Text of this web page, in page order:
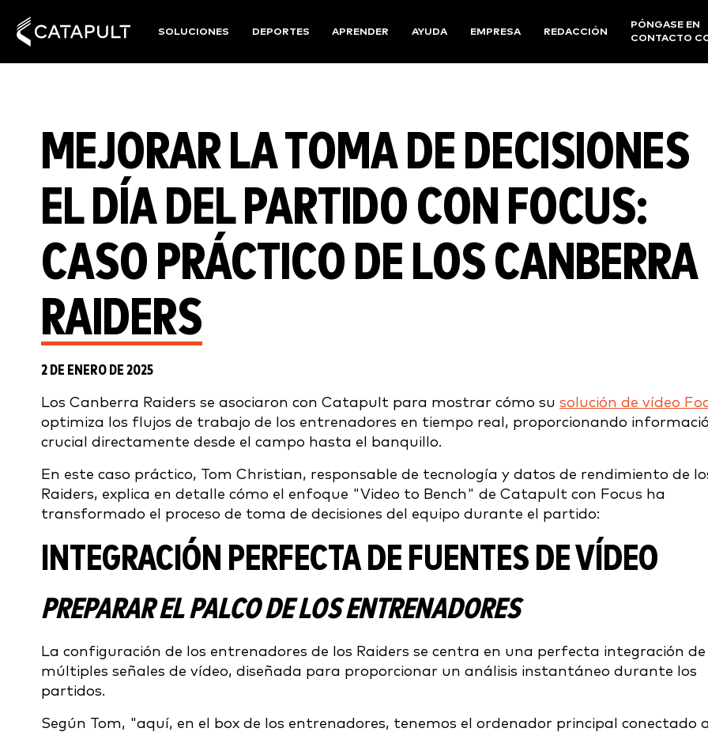
SOLUCIONES DEPORTES APRENDER AYUDA EMPRESA REDACCIÓN
PÓNGASE EN
CONTACTO
MEJORAR LA TOMA DE DECISIONES
EL DÍA DEL PARTIDO CON FOCUS:
CASO PRÁCTICO DE LOS CANBERRA
RAIDERS
2 DE ENERO DE 2025
Los Canberra Raiders se asociaron con Catapult para mostrar cómo su solución de vídeo
optimiza los flujos de trabajo de los entrenadores en tiempo real, proporcionando
crucial directamente desde el campo hasta el banquillo.
En este caso práctico, Tom Christian, responsable de tecnología y datos de rendimiento de
Raiders, explica en detalle cómo el enfoque "Video to Bench" de Catapult con Focus ha
transformado el proceso de toma de decisiones del equipo durante el partido:
INTEGRACIÓN PERFECTA DE FUENTES DE VÍDEO
PREPARAR EL PALCO DE LOS ENTRENADORES
La configuración de los entrenadores de los Raiders se centra en una perfecta integración de
múltiples señales de vídeo, diseñada para proporcionar un análisis instantáneo durante los
partidos.
Según Tom, "aquí, en el box de los entrenadores, tenemos el ordenador principal conectado